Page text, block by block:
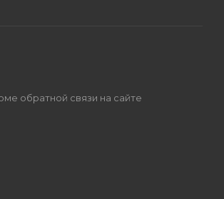
обратной связи на сайте